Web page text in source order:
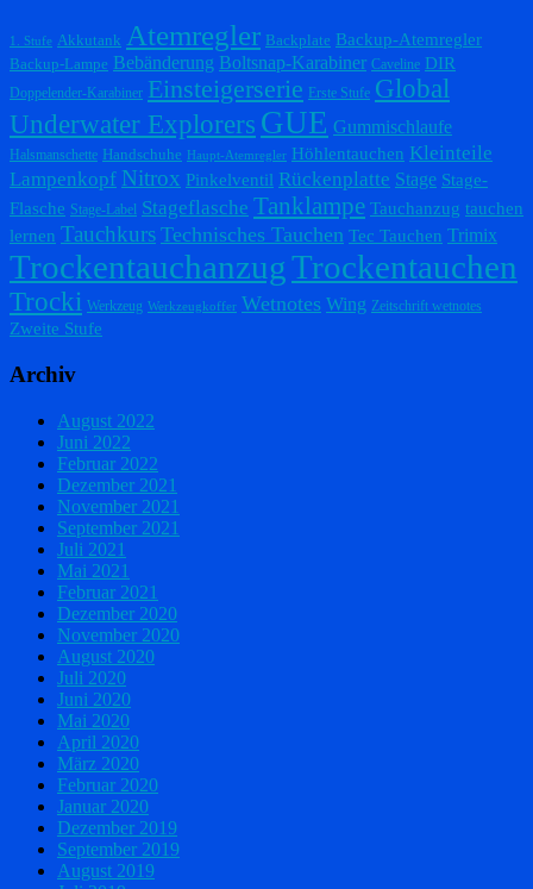
1. Stufe Akkutank Atemregler Backplate Backup-Atemregler
Backup-Lampe Bebänderung Boltsnap-Karabiner Caveline DIR
Doppelender-Karabiner Einsteigerserie Erste Stufe Global
Underwater Explorers GUE Gummischlaufe
Halsmanschette Handschuhe Haupt-Atemregler Höhlentauchen Kleinteile
Lampenkopf Nitrox Pinkelventil Rückenplatte Stage Stage-
Flasche Stage-Label Stageflasche Tanklampe Tauchanzug tauchen
lernen Tauchkurs Technisches Tauchen Tec Tauchen Trimix
TrockentauchanzugTrockentauchen
Trocki Werkzeug Werkzeugkoffer Wetnotes Wing Zeitschrift wetnotes
Zweite Stufe
Archiv
August 2022
Juni 2022
Februar 2022
Dezember 2021
November 2021
September 2021
Juli 2021
Mai 2021
Februar 2021
Dezember 2020
November 2020
August 2020
Juli 2020
Juni 2020
Mai 2020
April 2020
März 2020
Februar 2020
Januar 2020
Dezember 2019
September 2019
August 2019